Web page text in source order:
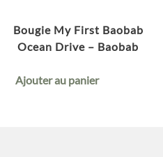
Bougie My First Baobab
Ocean Drive – Baobab
Ajouter au panier